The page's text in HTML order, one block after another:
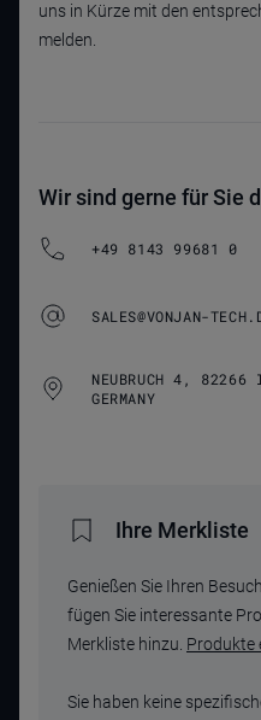
uns in Kürze mit den
melden.
Wir sind gerne für Sie
+49 8143 99681 0
SALES@VONJAN-
NEUBRUCH 4, 82266
GERMANY
Ihre Merkliste
Genießen Sie Ihren
fügen Sie interessante
Merkliste hinzu. Produkte
Sie haben keine